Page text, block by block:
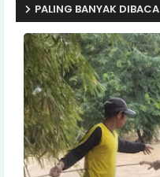
PALING BANYAK DIBACA